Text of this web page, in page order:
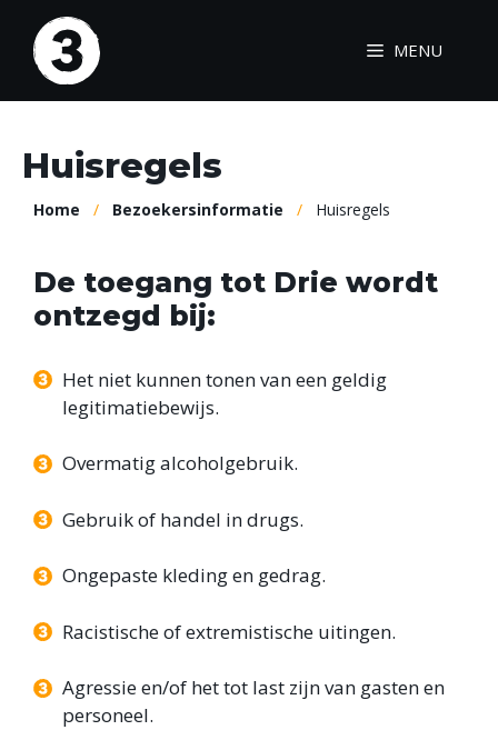
naar
inhoud
MENU
Huisregels
Home / Bezoekersinformatie / Huisregels
De toegang tot Drie wordt
ontzegd bij:
Het niet kunnen tonen van een geldig
legitimatiebewijs.
Overmatig alcoholgebruik.
Gebruik of handel in drugs.
Ongepaste kleding en gedrag.
Racistische of extremistische uitingen.
Agressie en/of het tot last zijn van gasten en
personeel.